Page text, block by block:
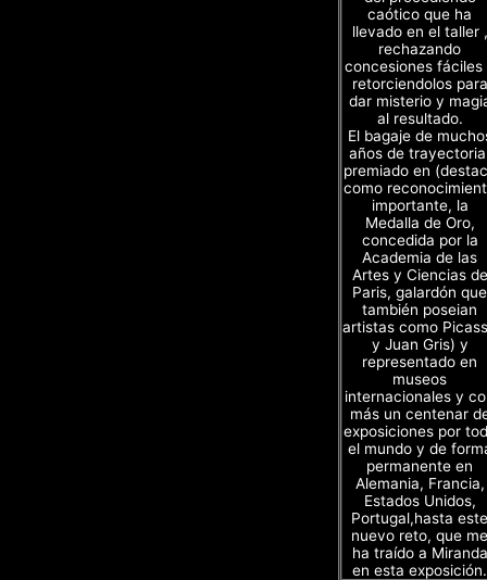
caótico que ha
llevado en el taller ,
rechazando
concesiones fáciles
retorciendolos para
dar misterio y
al resultado.
El bagaje de
años de
premiado en
como
importante, la
Medalla de Oro,
concedida por la
Academia de las
Artes y Ciencias de
Paris, galardón que
también poseian
artistas como
y Juan Gris) y
representado en
museos
internacionales y
más un centenar
exposiciones por
el mundo y de
permanente en
Alemania, Francia,
Estados Unidos,
Portugal,hasta este
nuevo reto, que me
ha traído a Miranda
en esta exposición.